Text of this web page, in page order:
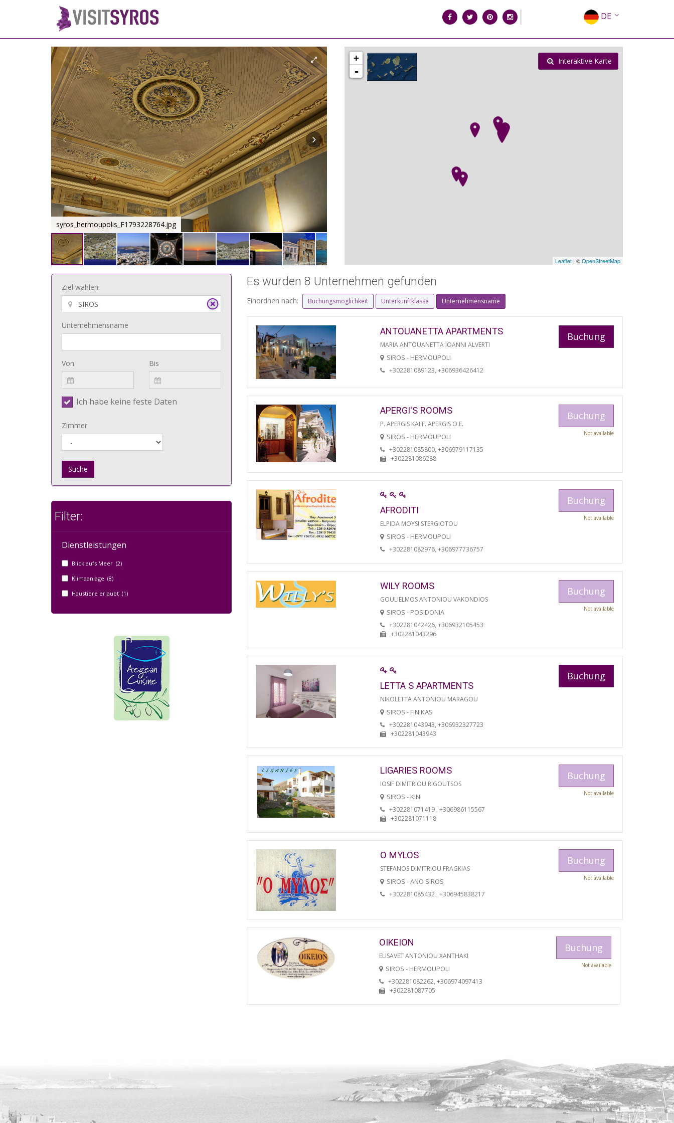
DE
EN
EL
syros_hermoupolis_F1793228764.jpg
+
-
Leaflet | ©OpenStreetMap
Interaktive Karte
Ziel wählen:
Unternehmensname
Von Bis
Ich habe keine feste Daten
Zimmer
Suche
Filter:
Dienstleistungen
Blick aufs Meer (2)
Klimaanlage (8)
Haustiere erlaubt (1)
Es wurden 8 Unternehmen gefunden
Einordnen nach: Buchungsmöglichkeit Unterkunftklasse Unternehmensname
ANTOUANETTA APARTMENTS
MARIA ANTOUANETTA IOANNI ALVERTI
SIROS - HERMOUPOLI
+302281089123, +306936426412
Buchung
APERGI'S ROOMS
P. APERGIS KAI F. APERGIS O.E.
SIROS - HERMOUPOLI
+302281085800, +306979117135
+302281086288
Buchung
Not available
AFRODITI
ELPIDA MOYSI STERGIOTOU
SIROS - HERMOUPOLI
+302281082976, +306977736757
Buchung
Not available
WILY ROOMS
GOULIELMOS ANTONIOU VAKONDIOS
SIROS - POSIDONIA
+302281042426, +306932105453
+302281043296
Buchung
Not available
LETTA S APARTMENTS
NIKOLETTA ANTONIOU MARAGOU
SIROS - FINIKAS
+302281043943, +306932327723
+302281043943
Buchung
LIGARIES ROOMS
IOSIF DIMITRIOU RIGOUTSOS
SIROS - KINI
+302281071419 , +306986115567
+302281071118
Buchung
Not available
O MYLOS
STEFANOS DIMITRIOU FRAGKIAS
SIROS - ANO SIROS
+302281085432 , +306945838217
Buchung
Not available
OIKEION
ELISAVET ANTONIOU XANTHAKI
SIROS - HERMOUPOLI
+302281082262, +306974097413
+302281087705
Buchung
Not available